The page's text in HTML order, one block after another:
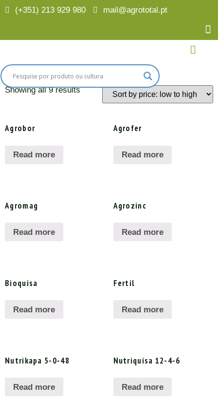
(+351) 213 929 980 mail@agrototal.pt
Nutrição
Showing all 9 results
Agrobor
Read more
Agrofer
Read more
Agromag
Read more
Agrozinc
Read more
Bioquisa
Read more
Fertil
Read more
Nutrikapa 5-0-48
Read more
Nutriquisa 12-4-6
Read more